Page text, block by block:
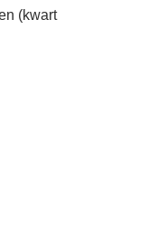
(kwart